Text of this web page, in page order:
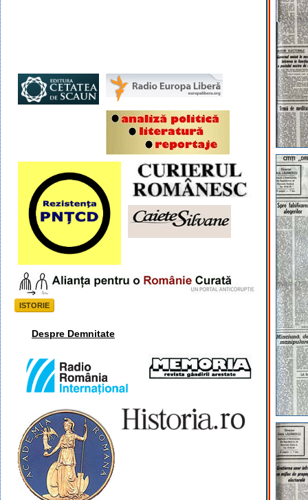
ISTORIE
Despre Demnitate